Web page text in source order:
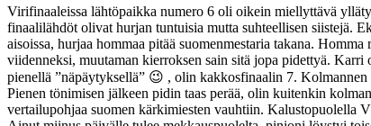
Virifinaaleissa lähtöpaikka numero 6 oli oikein miellyttävä
finaalilähdöt olivat hurjan tuntuisia mutta suhteellisen siistejä.
aisoissa, hurjaa hommaa pitää suomenmestaria takana.
viidenneksi, muutaman kierroksen sain sitä jopa pidettyä.
pienellä ”näpäytyksellä” 😉 , olin kakkosfinaalin 7.
Pienen tönimisen jälkeen pidin taas perää, olin kuitenkin
vertailupohjaa suomen kärkimiesten vauhtiin. Kalustopuolella